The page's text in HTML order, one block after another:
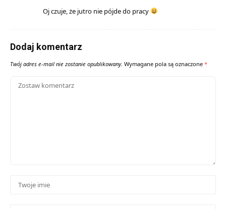
Oj czuje, że jutro nie pójde do pracy
Dodaj komentarz
Twój adres e-mail nie zostanie opublikowany. Wymagane pola są oznaczone *